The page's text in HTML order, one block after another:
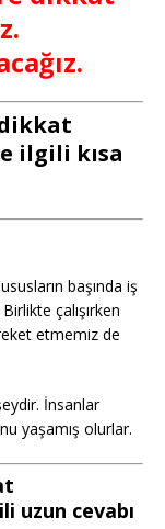
ilgili kısa
başında iş
çalışırken
etmemiz de
İnsanlar
yaşamış olurlar.
uzun cevabı